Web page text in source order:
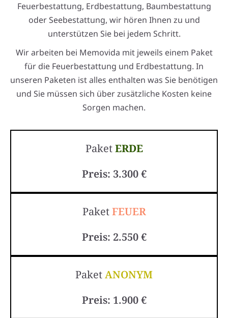
Feuerbestattung, Erdbestattung, Baumbestattung
oder Seebestattung, wir hören Ihnen zu und
unterstützen Sie bei jedem Schritt.
Wir arbeiten bei Memovida mit jeweils einem Paket
für die Feuerbestattung und Erdbestattung. In
unseren Paketen ist alles enthalten was Sie benötigen
und Sie müssen sich über zusätzliche Kosten keine
Sorgen machen.
PaketERDE
Preis: 3.300 €
PaketFEUER
Preis: 2.550 €
PaketANONYM
Preis: 1.900 €